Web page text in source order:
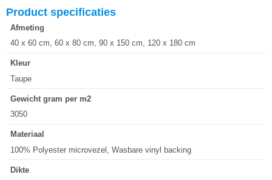
Product specificaties
Afmeting
40 x 60 cm, 60 x 80 cm, 90 x 150 cm, 120 x 180 cm
Kleur
Taupe
Gewicht gram per m2
3050
Materiaal
100% Polyester microvezel, Wasbare vinyl backing
Dikte